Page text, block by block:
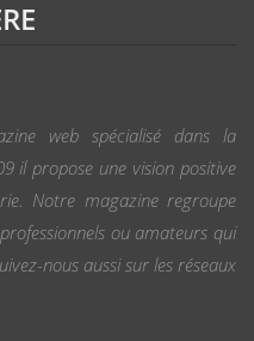
web spécialisé dans la
il propose une vision positive
Notre magazine regroupe
ou amateurs qui
nous aussi sur les réseaux